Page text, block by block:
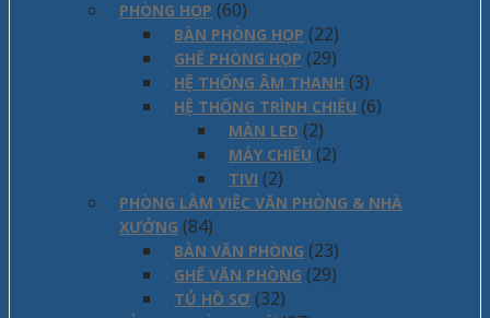
PHÒNG HỌP (60)
BÀN PHÒNG HỌP (22)
GHẾ PHÒNG HỌP (29)
HỆ THỐNG ÂM THANH (3)
HỆ THỐNG TRÌNH CHIẾU (6)
MÀN LED (2)
MÁY CHIẾU (2)
TIVI (2)
PHÒNG LÀM VIỆC VĂN PHÒNG & NHÀ
XƯỞNG (84)
BÀN VĂN PHÒNG (23)
GHẾ VĂN PHÒNG (29)
TỦ HỒ SƠ (32)